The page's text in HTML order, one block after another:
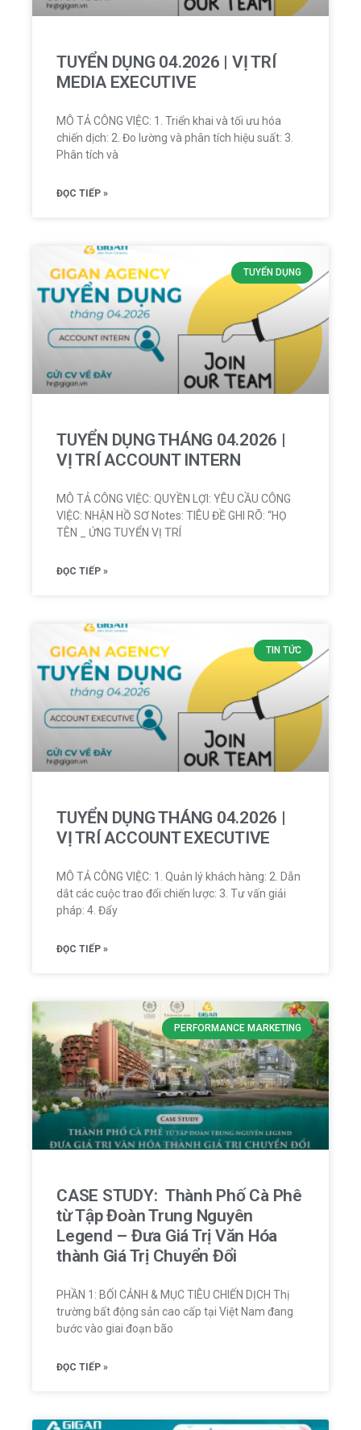
TUYỂN DỤNG 04.2026 | VỊ TRÍ
MEDIA EXECUTIVE
MÔ TẢ CÔNG VIỆC: 1. Triển khai và tối ưu hóa
chiến dịch: 2. Đo lường và phân tích hiệu suất: 3.
Phân tích và
ĐỌC TIẾP »
TUYỂN DỤNG
TUYỂN DỤNG THÁNG 04.2026 |
VỊ TRÍ ACCOUNT INTERN
MÔ TẢ CÔNG VIỆC: QUYỀN LỢI: YÊU CẦU CÔNG
VIỆC: NHẬN HỒ SƠ Notes: TIÊU ĐỀ GHI RÕ: “HỌ
TÊN _ ỨNG TUYỂN VỊ TRÍ
ĐỌC TIẾP »
TIN TỨC
TUYỂN DỤNG THÁNG 04.2026 |
VỊ TRÍ ACCOUNT EXECUTIVE
MÔ TẢ CÔNG VIỆC: 1. Quản lý khách hàng: 2. Dẫn
dắt các cuộc trao đổi chiến lược: 3. Tư vấn giải
pháp: 4. Đẩy
ĐỌC TIẾP »
PERFORMANCE MARKETING
CASE STUDY: Thành Phố Cà Phê
từ Tập Đoàn Trung Nguyên
Legend – Đưa Giá Trị Văn Hóa
thành Giá Trị Chuyển Đổi
PHẦN 1: BỐI CẢNH & MỤC TIÊU CHIẾN DỊCH Thị
trường bất động sản cao cấp tại Việt Nam đang
bước vào giai đoạn bão
ĐỌC TIẾP »